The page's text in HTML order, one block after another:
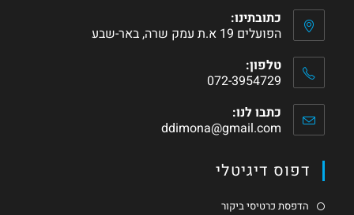
כתובתינו:
הפועלים 19 א.ת עמק שרה, באר-שבע
טלפון:
072-3954729
כתבו לנו:
ddimona@gmail.com
דפוס דיגיטלי
הדפסת כרטיסי ביקור